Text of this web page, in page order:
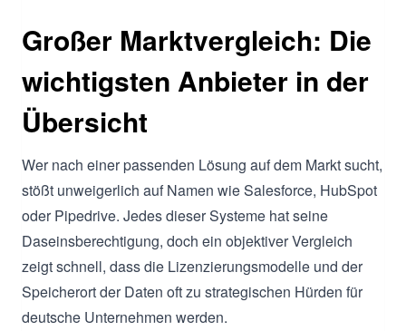
Großer Marktvergleich: Die
wichtigsten Anbieter in der
Übersicht
Wer nach einer passenden Lösung auf dem Markt sucht,
stößt unweigerlich auf Namen wie Salesforce, HubSpot
oder Pipedrive. Jedes dieser Systeme hat seine
Daseinsberechtigung, doch ein objektiver Vergleich
zeigt schnell, dass die Lizenzierungsmodelle und der
Speicherort der Daten oft zu strategischen Hürden für
deutsche Unternehmen werden.